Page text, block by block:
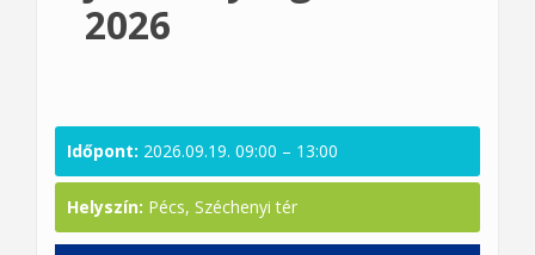
2026
Időpont: 2026.09.19. 09:00 – 13:00
Helyszín: Pécs, Széchenyi tér